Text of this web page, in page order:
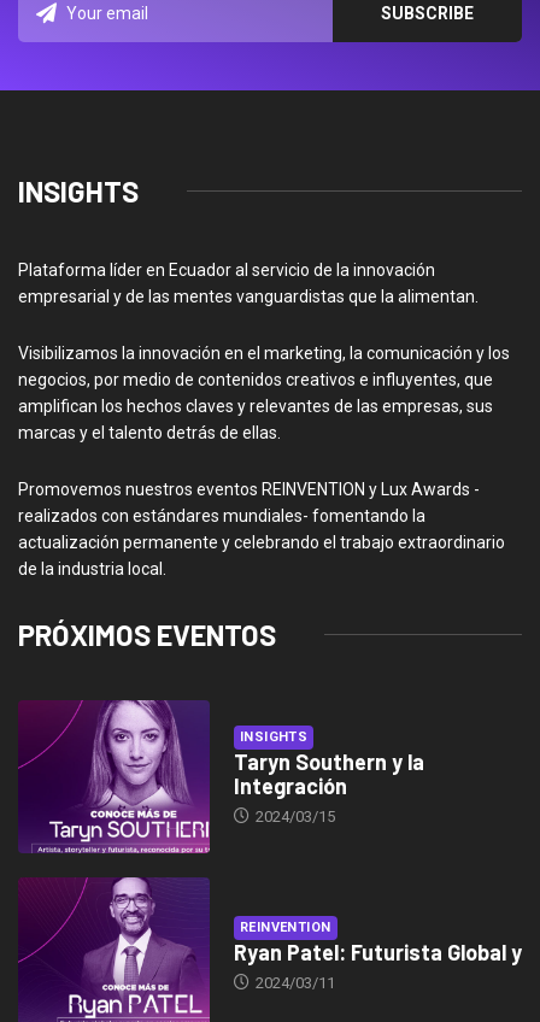
INSIGHTS
Plataforma líder en Ecuador al servicio de la innovación
empresarial y de las mentes vanguardistas que la alimentan.
Visibilizamos la innovación en el marketing, la comunicación y los
negocios, por medio de contenidos creativos e influyentes, que
amplifican los hechos claves y relevantes de las empresas, sus
marcas y el talento detrás de ellas.
Promovemos nuestros eventos REINVENTION y Lux Awards -
realizados con estándares mundiales- fomentando la
actualización permanente y celebrando el trabajo extraordinario
de la industria local.
PRÓXIMOS EVENTOS
INSIGHTS
Taryn Southern y la
Integración
2024/03/15
REINVENTION
Ryan Patel: Futurista Global y
2024/03/11